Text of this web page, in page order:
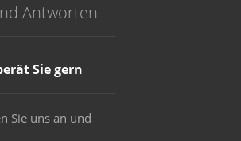
Antworten
Sie gern
Sie uns an und